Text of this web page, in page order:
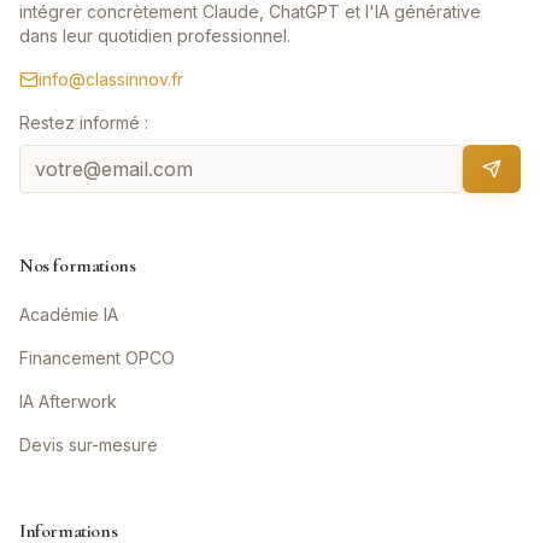
intégrer concrètement Claude, ChatGPT et l'IA générative
dans leur quotidien professionnel.
info@classinnov.fr
Restez informé :
Nos formations
Académie IA
Financement OPCO
IA Afterwork
Devis sur-mesure
Informations